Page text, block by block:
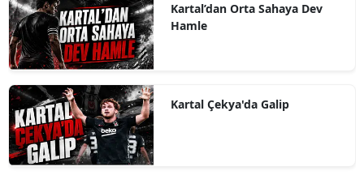
Kartal’dan Orta Sahaya Dev
Hamle
Kartal Çekya'da Galip